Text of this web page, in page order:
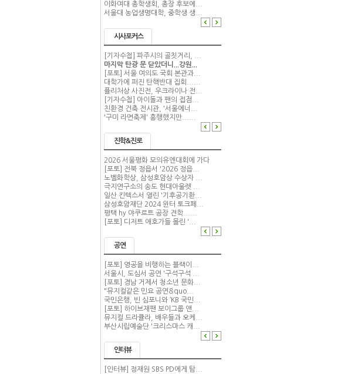
이화여대 총학생회, 총장 후보에...
서울대 농업생명대학, 중학생 생...
시사포커스
[기자수첩] 파주시의 골칫거리, ...
마지막 탄광 문 닫았더니...강원...
[포토] 서울 여의도 국회 본관과...
대학가에 퍼진 탄핵반대 집회......
퓰리처상 사진전, 우크라이나 전...
[기자수첩] 아이돌과 팬의 접점...
친환경 건축 전시관, '서울에너...
'구미 라면축제' 흥행했지만......
진학&진로
2026 서울평화 모의유엔대회에 가다
[포토] 전북 정읍서 '2026 정읍...
노벨화학상, 삼성호암상 수상자 ...
극지연구소의 송도 현대아울렛 ...
일산 킨텍스서 열린 '기후공기환...
삼성호암재단 2024 윈터 토크페...
평택 hy 야쿠르트 공장 견학......
[포토] 디저트 애호가들 몰린 '...
공연
[포토] 영공을 비행하는 블랙이...
서울시, 도심서 공연 '구석구석 ...
[포토] 경남 거제서 청소년 문화...
"뮤지컬같은 민요 공연&quo...
국민은행, 빈 심포니와 ‘KB 국민...
[포토] 하이브재팬 보이그룹 앤...
뮤지컬 드라큘라, 배우들과 오케...
부산시립예술단 '크리스마스 캐...
인터뷰
[인터뷰] 정재원 SBS PD에게 탐...